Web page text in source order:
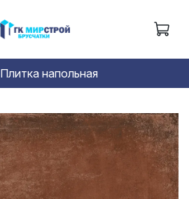
Плитка напольная